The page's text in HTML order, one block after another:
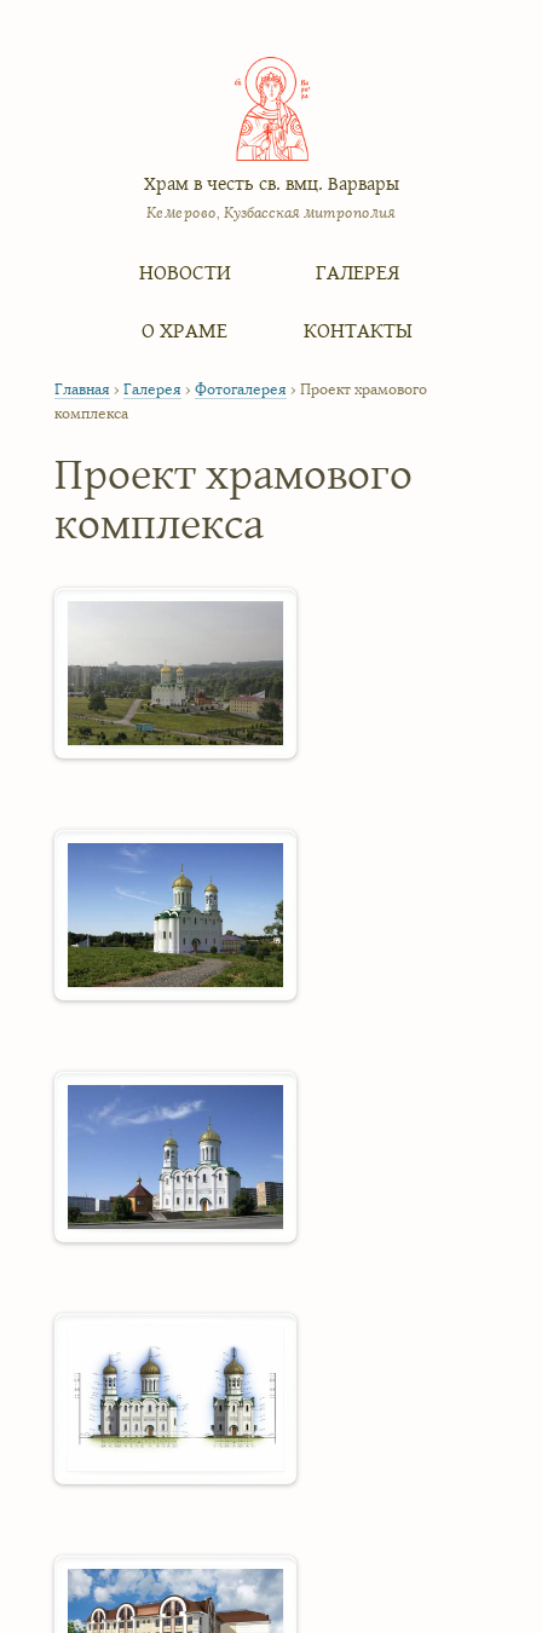
Храм в честь св. вмц. Варвары
Кемерово, Кузбасская митрополия
НОВОСТИ
О ХРАМЕ
ГАЛЕРЕЯ
КОНТАКТЫ
Главная › Галерея › Фотогалерея › Проект храмового
комплекса
Проект храмового
комплекса